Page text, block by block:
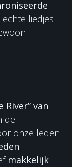
liedjes
River” van
de
onze leden
makkelijk